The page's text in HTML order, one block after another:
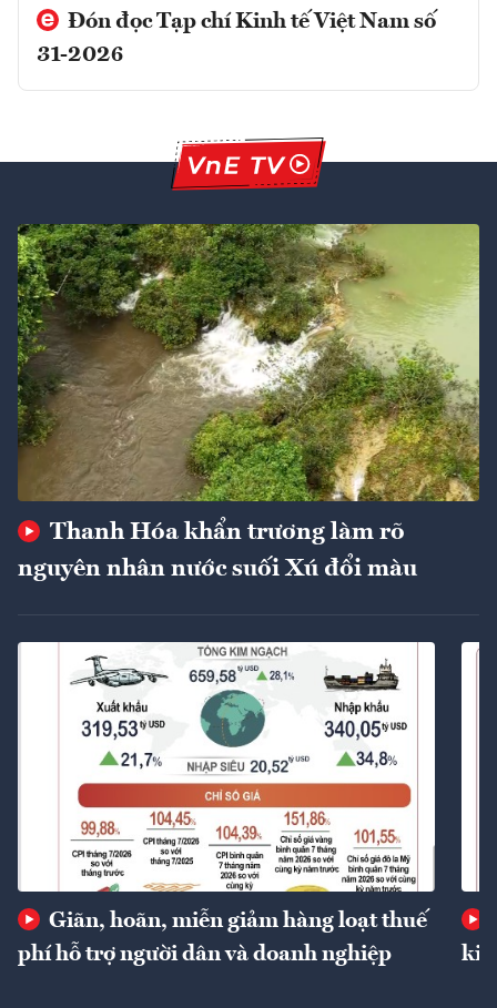
Đón đọc Tạp chí Kinh tế Việt Nam số
31-2026
Thanh Hóa khẩn trương làm rõ
nguyên nhân nước suối Xú đổi màu
Giãn, hoãn, miễn giảm hàng loạt thuế
phí hỗ trợ người dân và doanh nghiệp